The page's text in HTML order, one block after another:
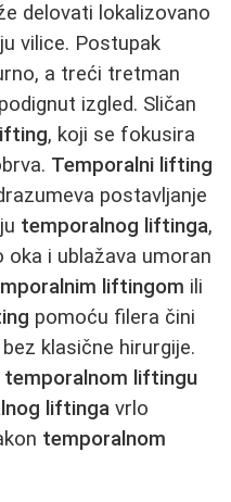
delovati lokalizovano
vilice. Postupak
a treći tretman
izgled. Sličan
, koji se fokusira
Temporalni lifting
postavljanje
temporalnog liftinga,
oka i ublažava umoran
liftingom ili
pomoću filera čini
klasične hirurgije.
temporalnom liftingu
liftinga vrlo
temporalnom